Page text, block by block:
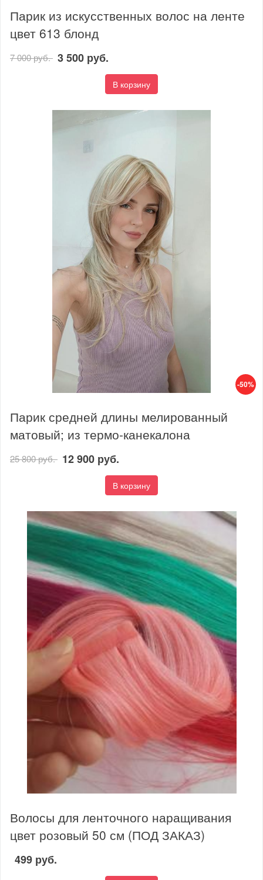
Парик из искусственных волос на ленте
цвет 613 блонд
7 000 руб. 3 500 руб.
В корзину
-50%
Парик средней длины мелированный
матовый; из термо-канекалона
25 800 руб. 12 900 руб.
В корзину
Волосы для ленточного наращивания
цвет розовый 50 см (ПОД ЗАКАЗ)
499 руб.